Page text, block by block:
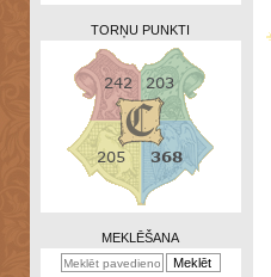
Zināšanu
TORŅU PUNKTI
MEKLĒŠANA